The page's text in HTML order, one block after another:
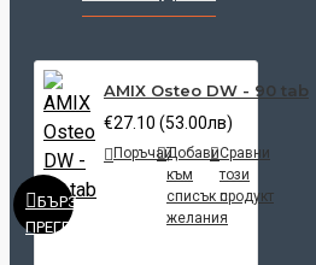
БЪРЗ
ПРЕГЛЕД
AMIX Osteo DW - 90 tab
€27.10 (53.00лв)
ПоръчайДобави
към
списък с
желания
Сравни
този
продукт